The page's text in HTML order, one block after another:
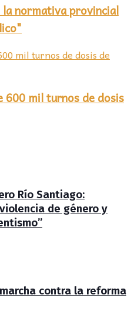
la normativa provincial
600 mil turnos de dosis
Río Santiago:
de género y
contra la reforma